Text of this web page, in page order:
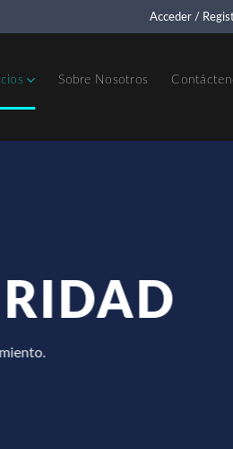
Acceder /
Sobre Nosotros